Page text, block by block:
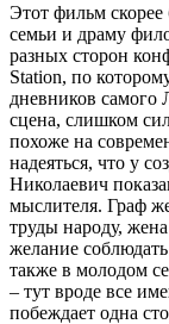
Этот фильм скорее
семьи и драму
разных сторон
Station, по
дневников самого
сцена, слишком
похоже на
надеяться, что у
Николаевич
мыслителя. Граф
труды народу,
желание
также в молодом
– тут вроде все
побеждает одна